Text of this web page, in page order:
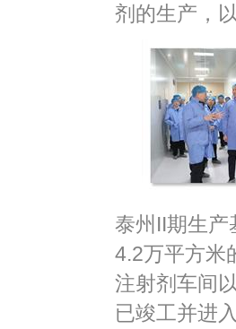
剂的生产，
泰州II期生
4.2万平方米
注射剂车间
已竣工并进